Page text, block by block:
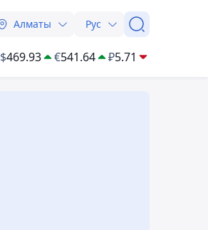
Алматы Рус
$469.93 €541.64 ₽5.71